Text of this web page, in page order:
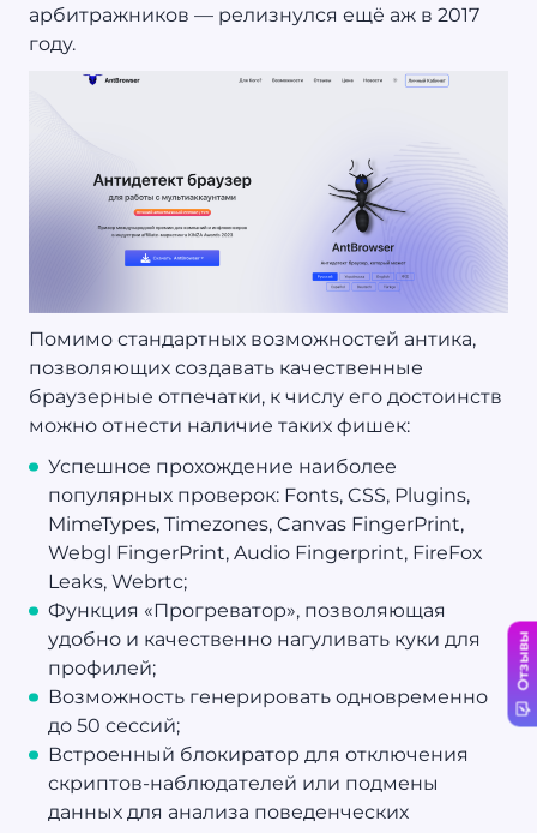
арбитражников — релизнулся ещё аж в 2017
году.
Помимо стандартных возможностей антика,
позволяющих создавать качественные
браузерные отпечатки, к числу его достоинств
можно отнести наличие таких фишек:
Успешное прохождение наиболее
популярных проверок: Fonts, CSS, Plugins,
MimeTypes, Timezones, Canvas FingerPrint,
Webgl FingerPrint, Audio Fingerprint, FireFox
Leaks, Webrtc;
Функция «Прогреватор», позволяющая
удобно и качественно нагуливать куки для
профилей;
Возможность генерировать одновременно
до 50 сессий;
Встроенный блокиратор для отключения
скриптов-наблюдателей или подмены
данных для анализа поведенческих
Отзывы